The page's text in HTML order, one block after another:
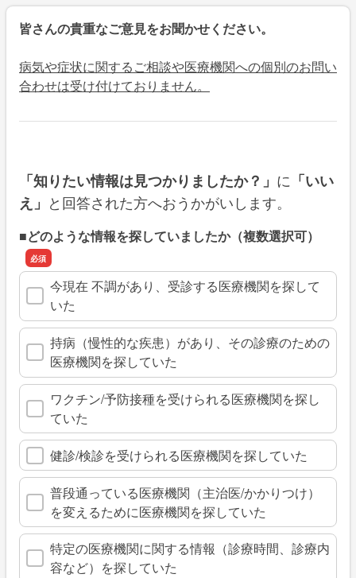
皆さんの貴重なご意見をお聞かせください。
病気や症状に関するご相談や医療機関への個別のお問い
合わせは受け付けておりません。
「知りたい情報は見つかりましたか？」 に 「いい
え」 と回答された方へおうかがいします。
■どのような情報を探していましたか（複数選択可）
今現在 不調があり、受診する医療機関を探して
いた
持病（慢性的な疾患）があり、その診療のための
医療機関を探していた
ワクチン/予防接種を受けられる医療機関を探し
ていた
健診/検診を受けられる医療機関を探していた
普段通っている医療機関（主治医/かかりつけ）
を変えるために医療機関を探していた
特定の医療機関に関する情報（診療時間、診療内
容など）を探していた